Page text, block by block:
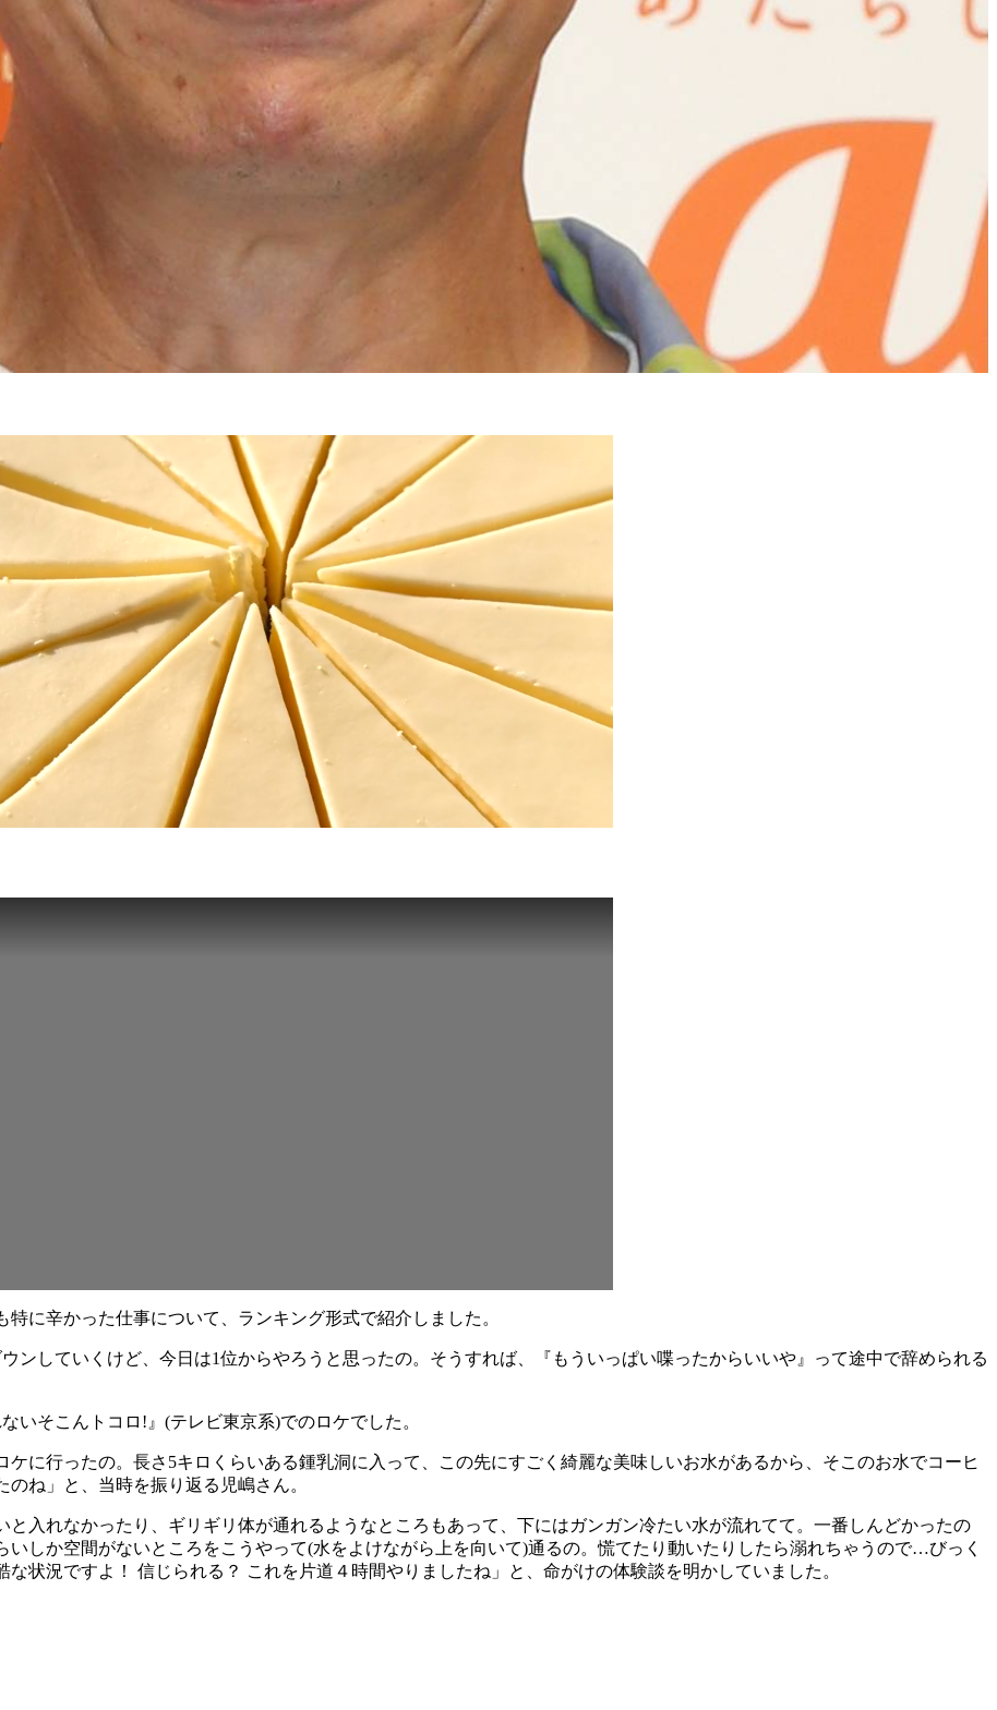
に辛かった仕事について、ランキング形式で紹介しました。
ンしていくけど、今日は1位からやろうと思ったの。そうすれば、『もういっぱい喋ったからいいや』って途中で辞められる
いそこんトコロ!』(テレビ東京系)でのロケでした。
ケに行ったの。長さ5キロくらいある鍾乳洞に入って、この先にすごく綺麗な美味しいお水があるから、そこのお水でコーヒ
ね」と、当時を振り返る児嶋さん。
入れなかったり、ギリギリ体が通れるようなところもあって、下にはガンガン冷たい水が流れてて。一番しんどかったの
しか空間がないところをこうやって(水をよけながら上を向いて)通るの。慌てたり動いたりしたら溺れちゃうので…びっく
状況ですよ！ 信じられる？ これを片道４時間やりましたね」と、命がけの体験談を明かしていました。